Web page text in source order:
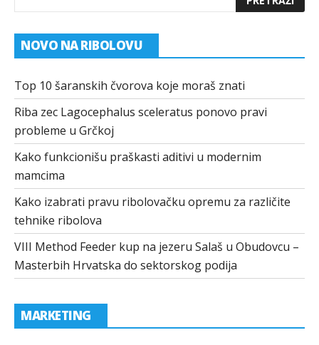
NOVO NA RIBOLOVU
Top 10 šaranskih čvorova koje moraš znati
Riba zec Lagocephalus sceleratus ponovo pravi
probleme u Grčkoj
Kako funkcionišu praškasti aditivi u modernim
mamcima
Kako izabrati pravu ribolovačku opremu za različite
tehnike ribolova
VIII Method Feeder kup na jezeru Salaš u Obudovcu –
Masterbih Hrvatska do sektorskog podija
MARKETING